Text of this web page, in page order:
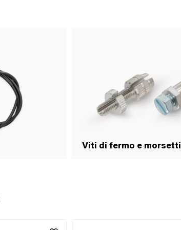
Viti di fermo e morsetti